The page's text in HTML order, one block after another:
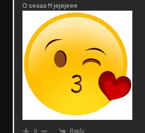
O seaaa !!! jejejeee
Reply